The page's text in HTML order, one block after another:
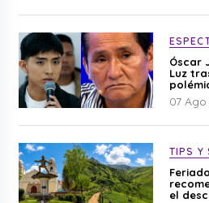
Óscar
Luz
07
TIPS Y
el